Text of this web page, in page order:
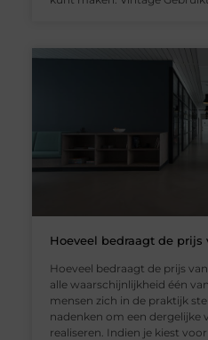
Hoeveel bedraagt de prijs
Hoeveel bedraagt de prijs
alle waarschijnlijkheid één
mensen zich in de praktijk
nadenken om een dergelijke
realiseren. Indien je kiest